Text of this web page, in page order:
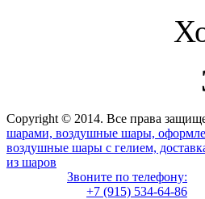
Copyright © 2014. Все права
шарами, воздушные шары,
воздушные шары с гелием,
из шаров
Звоните по телефону:
+7 (915) 534-64-86